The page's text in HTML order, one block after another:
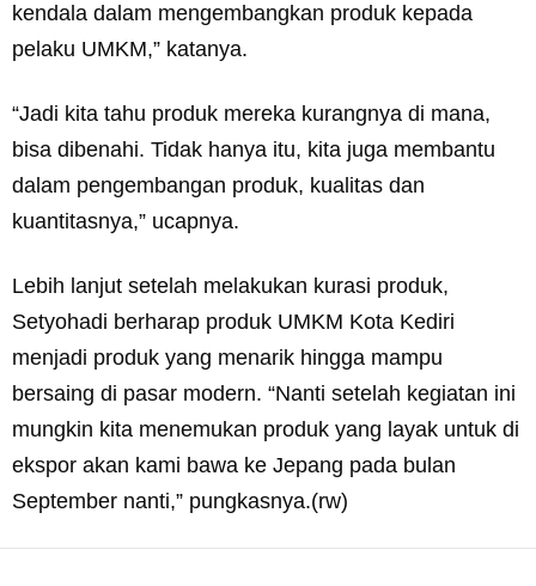
kendala dalam mengembangkan produk kepada
pelaku UMKM,” katanya.
“Jadi kita tahu produk mereka kurangnya di mana,
bisa dibenahi. Tidak hanya itu, kita juga membantu
dalam pengembangan produk, kualitas dan
kuantitasnya,” ucapnya.
Lebih lanjut setelah melakukan kurasi produk,
Setyohadi berharap produk UMKM Kota Kediri
menjadi produk yang menarik hingga mampu
bersaing di pasar modern. “Nanti setelah kegiatan ini
mungkin kita menemukan produk yang layak untuk di
ekspor akan kami bawa ke Jepang pada bulan
September nanti,” pungkasnya.(rw)